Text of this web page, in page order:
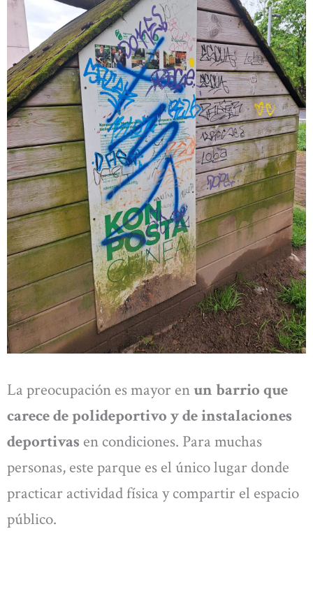
La preocupación es mayor enun barrio que
carece de polideportivo y de instalaciones
deportivas en condiciones. Para muchas
personas, este parque es el único lugar donde
practicar actividad física y compartir el espacio
público.